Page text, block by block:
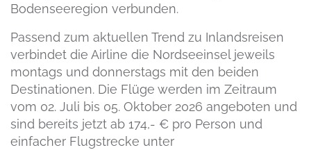
Bodenseeregion verbunden.
Passend zum aktuellen Trend zu Inlandsreisen
verbindet die Airline die Nordseeinsel jeweils
montags und donnerstags mit den beiden
Destinationen. Die Flüge werden im Zeitraum
vom 02. Juli bis 05. Oktober 2026 angeboten und
sind bereits jetzt ab 174,- € pro Person und
einfacher Flugstrecke unter